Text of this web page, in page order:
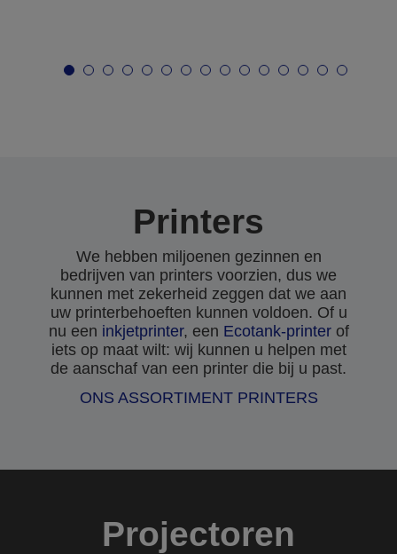
Printers
We hebben miljoenen gezinnen en
bedrijven van printers voorzien, dus we
kunnen met zekerheid zeggen dat we aan
uw printerbehoeften kunnen voldoen. Of u
nu een inkjetprinter, een Ecotank-printerof
iets op maat wilt: wij kunnen u helpen met
de aanschaf van een printer die bij u past.
ONS ASSORTIMENT PRINTERS
Projectoren